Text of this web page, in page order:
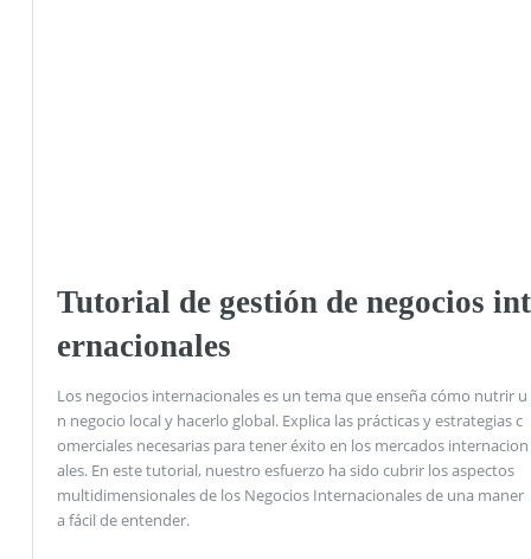
Tutorial de gestión de negocios int
ernacionales
Los negocios internacionales es un tema que enseña cómo nutrir u
n negocio local y hacerlo global. Explica las prácticas y estrategias c
omerciales necesarias para tener éxito en los mercados internacion
ales. En este tutorial, nuestro esfuerzo ha sido cubrir los aspectos
multidimensionales de los Negocios Internacionales de una maner
a fácil de entender.